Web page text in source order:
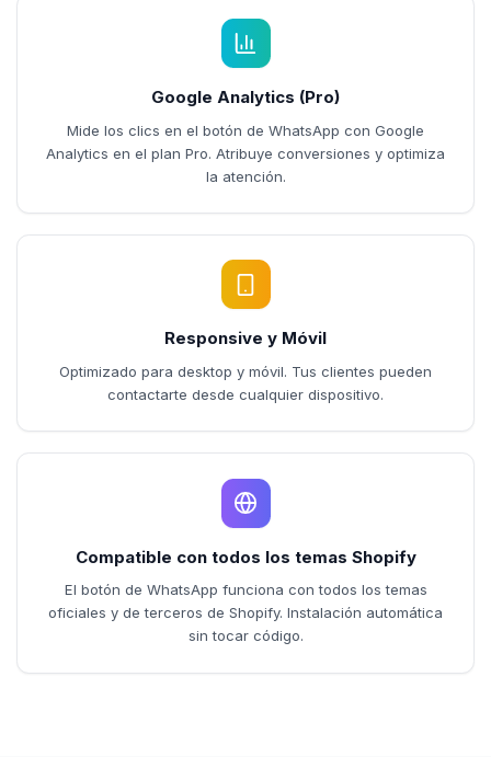
Google Analytics (Pro)
Mide los clics en el botón de WhatsApp con Google
Analytics en el plan Pro. Atribuye conversiones y optimiza
la atención.
Responsive y Móvil
Optimizado para desktop y móvil. Tus clientes pueden
contactarte desde cualquier dispositivo.
Compatible con todos los temas Shopify
El botón de WhatsApp funciona con todos los temas
oficiales y de terceros de Shopify. Instalación automática
sin tocar código.